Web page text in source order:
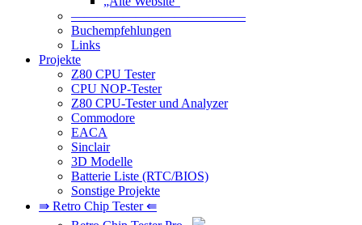
—————————————–
Buchempfehlungen
Links
Projekte
Z80 CPU Tester
CPU NOP-Tester
Z80 CPU-Tester und Analyzer
Commodore
EACA
Sinclair
3D Modelle
Batterie Liste (RTC/BIOS)
Sonstige Projekte
⇛ Retro Chip Tester ⇚